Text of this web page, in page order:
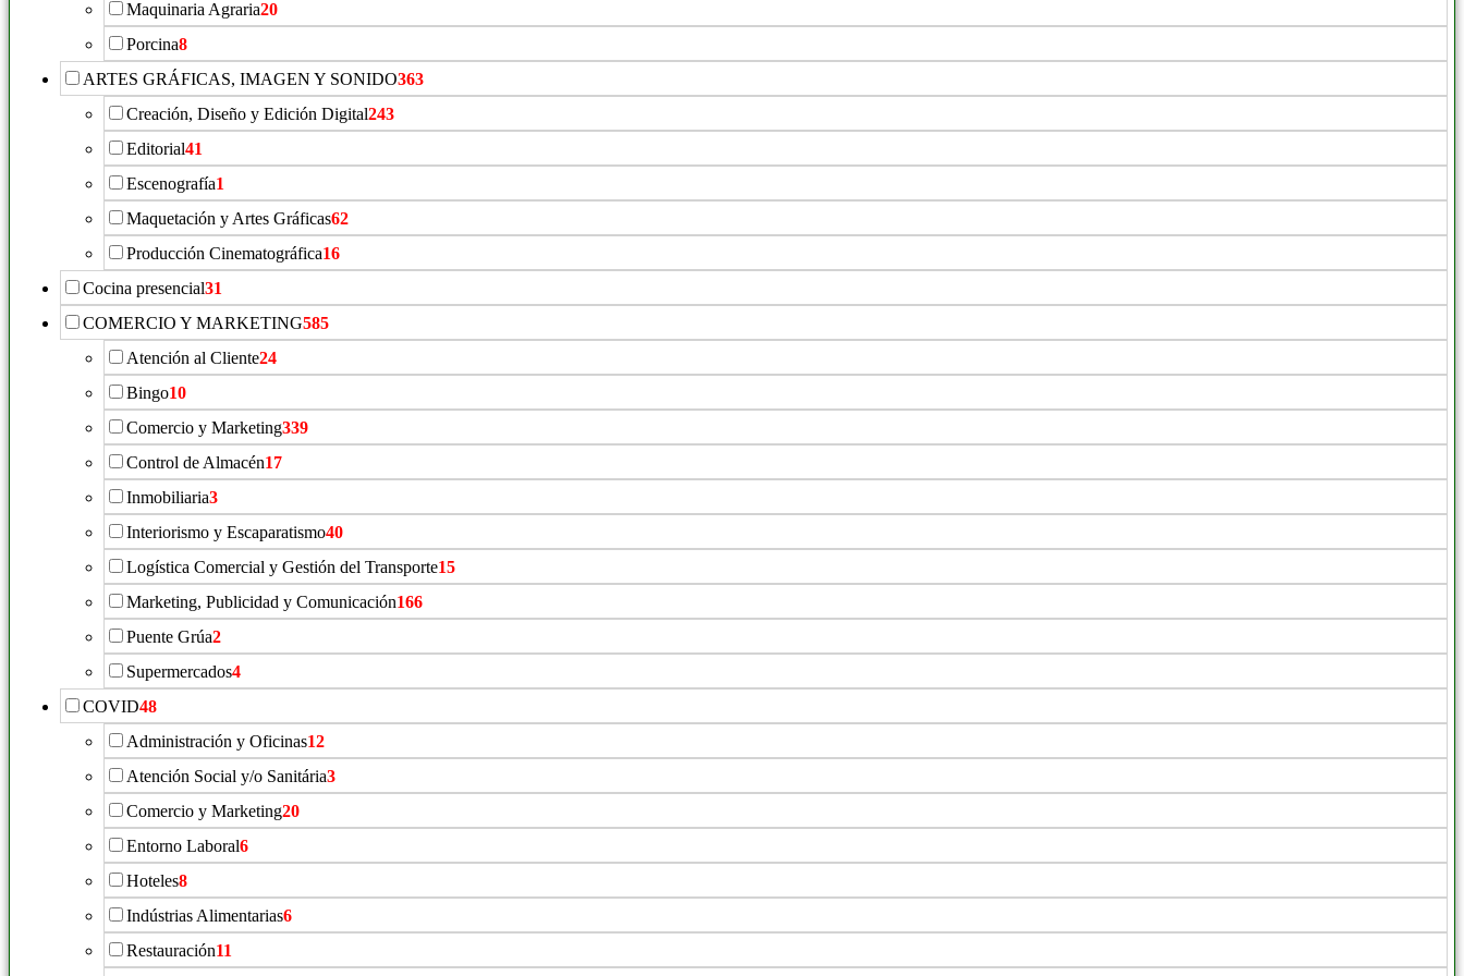
Maquinaria Agraria20
Porcina8
ARTES GRÁFICAS, IMAGEN Y SONIDO363
Creación, Diseño y Edición Digital243
Editorial41
Escenografía1
Maquetación y Artes Gráficas62
Producción Cinematográfica16
Cocina presencial31
COMERCIO Y MARKETING585
Atención al Cliente24
Bingo10
Comercio y Marketing339
Control de Almacén17
Inmobiliaria3
Interiorismo y Escaparatismo40
Logística Comercial y Gestión del Transporte15
Marketing, Publicidad y Comunicación166
Puente Grúa2
Supermercados4
COVID48
Administración y Oficinas12
Atención Social y/o Sanitária3
Comercio y Marketing20
Entorno Laboral6
Hoteles8
Indústrias Alimentarias6
Restauración11